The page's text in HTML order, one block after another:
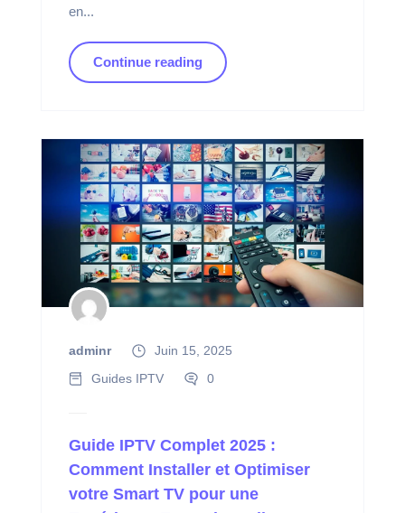
en...
Continue reading
adminr
Juin 15, 2025
Guides IPTV
0
Guide IPTV Complet 2025 :
Comment Installer et Optimiser
votre Smart TV pour une